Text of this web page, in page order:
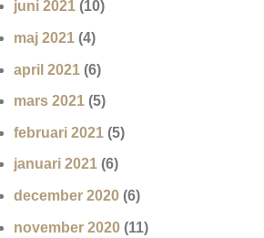
juni 2021 (10)
maj 2021 (4)
april 2021 (6)
mars 2021 (5)
februari 2021 (5)
januari 2021 (6)
december 2020 (6)
november 2020 (11)